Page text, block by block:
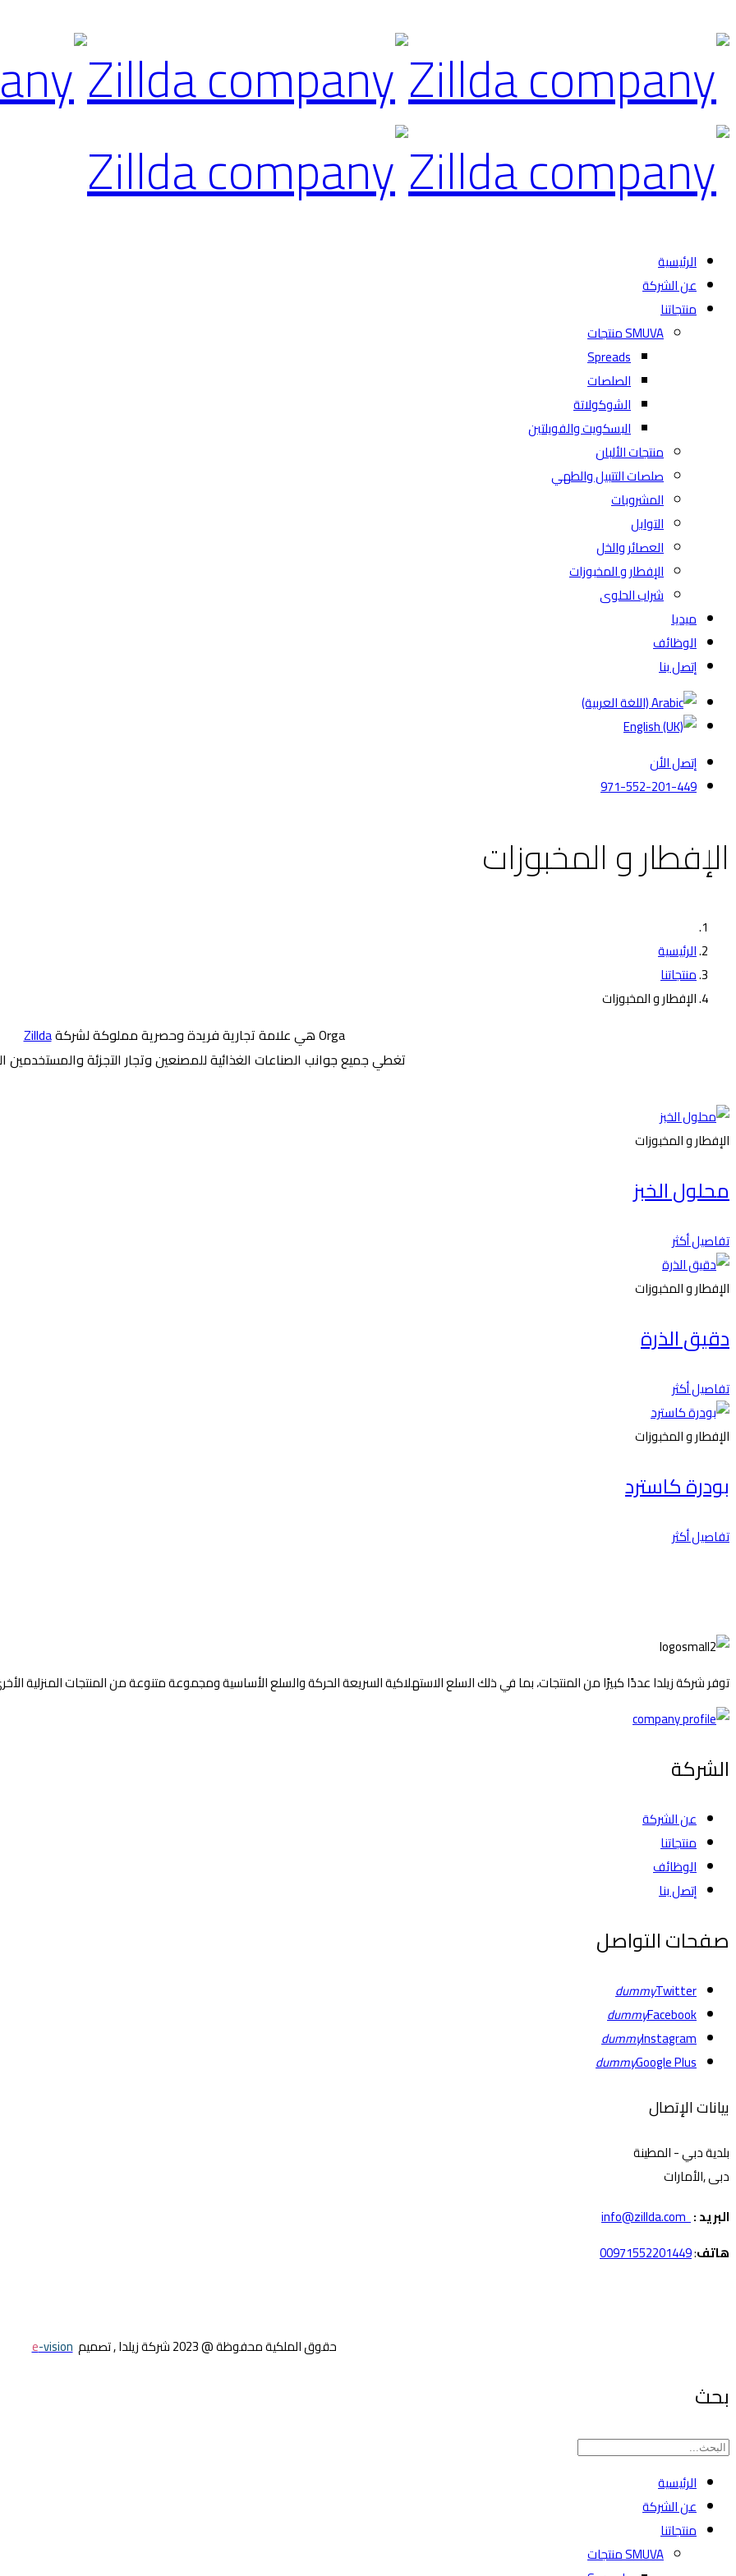
الرئيسية
عن الشركة
منتجاتنا
SMUVA منتجات
Spreads
الصلصات
الشوكولاتة
البسكويت والفويلتين
منتجات الألبان
صلصات التتبيل والطهي
المشروبات
التوابل
العصائر والخل
الإفطار و المخبوزات
شراب الحلوى
ميديا
الوظائف
إتصل بنا
إتصل الأن
971-552-201-449
الإفطار و المخبوزات
الرئيسية
منتجاتنا
الإفطار و المخبوزات
Orga هي علامة تجارية فريدة وحصرية مملوكة لشركة
Zillda
تغطي جميع جوانب الصناعات الغذائية للمصنعين وتجار التجزئة والمستخدمين
الإفطار و المخبوزات
محلول الخبز
تفاصيل أكثر
الإفطار و المخبوزات
دقيق الذرة
تفاصيل أكثر
الإفطار و المخبوزات
بودرة كاسترد
تفاصيل أكثر
توفر شركة زيلدا عددًا كبيرًا من المنتجات، بما في ذلك السلع الاستهلاكية السريعة الحركة والسلع الأساسية ومجموعة متنوعة من المنتجات المنزلية
الشركة
عن الشركة
منتجاتنا
الوظائف
إتصل بنا
صفحات التواصل
dummyTwitter
dummyFacebook
dummyInstagram
dummyGoogle Plus
بيانات الإتصال
بلدية دبي - المطينة
دبى ,الأمارات
البريد :info@zillda.com
هاتف:
00971552201449
حقوق الملكية محفوظة @ 2023 شركة زيلدا , تصميم e-vision
بحث
الرئيسية
عن الشركة
منتجاتنا
SMUVA منتجات